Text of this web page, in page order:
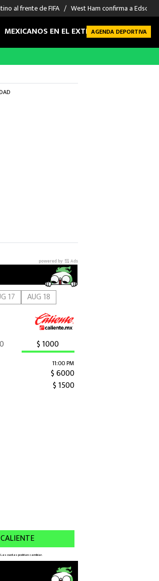
al frente de FIFA West Ham confirma a Edson
MEXICANOS EN EL EXTRANJERO FUTBOL
AGENDA DEPORTIVA